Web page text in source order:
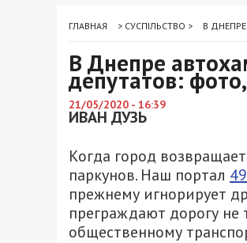
ГЛАВНАЯ > СУСПІЛЬСТВО > В
В Днепре
депутатов:
21/05/2020 - 16:39
ИВАН ДУЗЬ
Когда город
паркунов. Наш портал
прежнему игнорирует
преграждают дорогу
общественному